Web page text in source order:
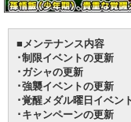
■メンテナンス内容
･制限イベントの更新
･ガシャの更新
･強襲イベントの更新
･覚醒メダル曜日イベン
･キャンペーンの更新